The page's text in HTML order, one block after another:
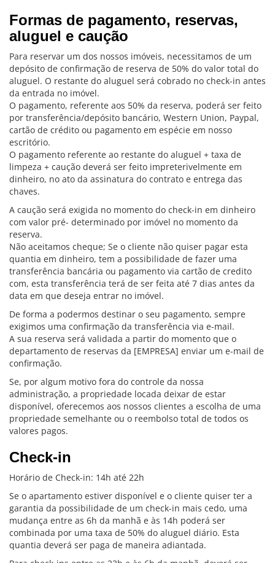
Formas de pagamento, reservas,
aluguel e caução
Para reservar um dos nossos imóveis, necessitamos de um
depósito de confirmação de reserva de 50% do valor total do
aluguel. O restante do aluguel será cobrado no check-in antes
da entrada no imóvel.
O pagamento, referente aos 50% da reserva, poderá ser feito
por transferência/depósito bancário, Western Union, Paypal,
cartão de crédito ou pagamento em espécie em nosso
escritório.
O pagamento referente ao restante do aluguel + taxa de
limpeza + caução deverá ser feito impreterivelmente em
dinheiro, no ato da assinatura do contrato e entrega das
chaves.
A caução será exigida no momento do check-in em dinheiro
com valor pré- determinado por imóvel no momento da
reserva.
Não aceitamos cheque; Se o cliente não quiser pagar esta
quantia em dinheiro, tem a possibilidade de fazer uma
transferência bancária ou pagamento via cartão de credito
com, esta transferência terá de ser feita até 7 dias antes da
data em que deseja entrar no imóvel.
De forma a podermos destinar o seu pagamento, sempre
exigimos uma confirmação da transferência via e-mail.
A sua reserva será validada a partir do momento que o
departamento de reservas da [EMPRESA] enviar um e-mail de
confirmação.
Se, por algum motivo fora do controle da nossa
administração, a propriedade locada deixar de estar
disponível, oferecemos aos nossos clientes a escolha de uma
propriedade semelhante ou o reembolso total de todos os
valores pagos.
Check-in
Horário de Check-in: 14h até 22h
Se o apartamento estiver disponível e o cliente quiser ter a
garantia da possibilidade de um check-in mais cedo, uma
mudança entre as 6h da manhã e às 14h poderá ser
combinada por uma taxa de 50% do aluguel diário. Esta
quantia deverá ser paga de maneira adiantada.